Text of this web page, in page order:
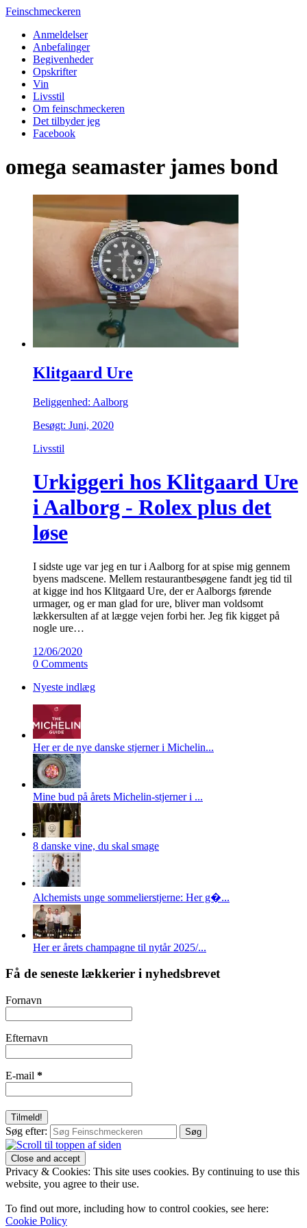
Feinschmeckeren
Anmeldelser
Anbefalinger
Begivenheder
Opskrifter
Vin
Livsstil
Om feinschmeckeren
Det tilbyder jeg
Facebook
omega seamaster james bond
Klitgaard Ure
Beliggenhed: Aalborg
Besøgt: Juni, 2020
Livsstil
Urkiggeri hos Klitgaard Ure
i Aalborg - Rolex plus det
løse
I sidste uge var jeg en tur i Aalborg for at spise mig gennem
byens madscene. Mellem restaurantbesøgene fandt jeg tid til
at kigge ind hos Klitgaard Ure, der er Aalborgs førende
urmager, og er man glad for ure, bliver man voldsomt
lækkersulten af at lægge vejen forbi her. Jeg fik kigget på
nogle ure…
12/06/2020
0 Comments
Nyeste indlæg
Her er de nye danske stjerner i Michelin...
Mine bud på årets Michelin-stjerner i ...
8 danske vine, du skal smage
Alchemists unge sommelierstjerne: Her g�...
Her er årets champagne til nytår 2025/...
Få de seneste lækkerier i nyhedsbrevet
Fornavn
Efternavn
E-mail *
Søg efter:
Privacy & Cookies: This site uses cookies. By continuing to use this
website, you agree to their use.
To find out more, including how to control cookies, see here:
Cookie Policy